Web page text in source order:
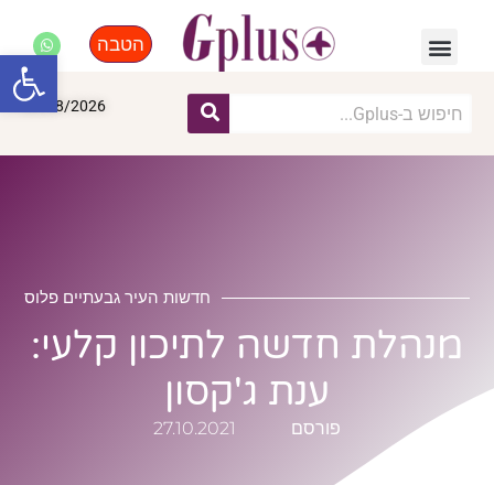
הטבה
09/08/2026
חדשות העיר גבעתיים פלוס
מנהלת חדשה לתיכון קלעי:
ענת ג'קסון
פורסם 27.10.2021
פתח